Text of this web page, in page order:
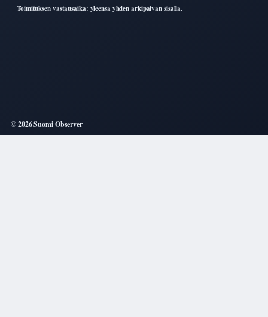
Toimituksen vastausaika: yleensa yhden arkipaivan sisalla.
© 2026 Suomi Observer